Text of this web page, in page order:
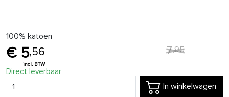
100% katoen
5,56 7,95
Direct leverbaar
In winkelwagen